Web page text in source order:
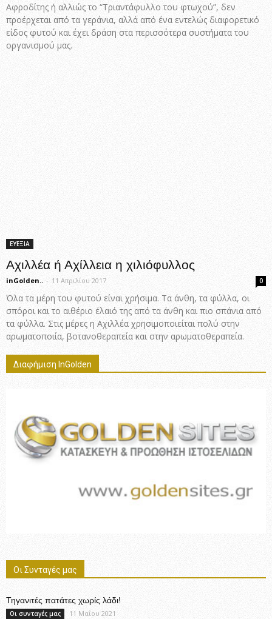
Αφροδίτης ή αλλιώς το “Τριαντάφυλλο του φτωχού”, δεν
προέρχεται από τα γεράνια, αλλά από ένα εντελώς διαφορετικό
είδος φυτού και έχει δράση στα περισσότερα συστήματα του
οργανισμού μας.
ΕΥΕΞΙΑ
Αχιλλέα ή Αχίλλεια η χιλιόφυλλος
inGolden.. - 11 Απριλίου 2017 0
Όλα τα μέρη του φυτού είναι χρήσιμα. Τα άνθη, τα φύλλα, οι
σπόροι και το αιθέριο έλαιό της από τα άνθη και πιο σπάνια από
τα φύλλα. Στις μέρες η Αχιλλέα χρησιμοποιείται πολύ στην
αρωματοποιία, βοτανοθεραπεία και στην αρωματοθεραπεία.
Διαφήμιση InGolden
Οι Συνταγές μας
Τηγανιτές πατάτες χωρίς λάδι!
Οι συνταγές μας 11 Μαΐου 2021